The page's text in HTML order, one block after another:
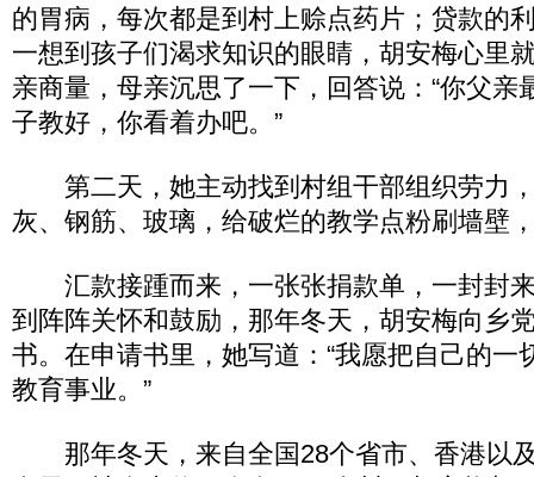
的胃病，每次都是到村上赊点药片；贷款的
一想到孩子们渴求知识的眼睛，胡安梅心里
亲商量，母亲沉思了一下，回答说：“你父亲
子教好，你看着办吧。”
第二天，她主动找到村组干部组织劳力
灰、钢筋、玻璃，给破烂的教学点粉刷墙壁
汇款接踵而来，一张张捐款单，一封封
到阵阵关怀和鼓励，那年冬天，胡安梅向乡
书。在申请书里，她写道：“我愿把自己的一
教育事业。”
那年冬天，来自全国28个省市、香港以